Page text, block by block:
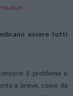
essere tutti
il problema e
a breve, come da